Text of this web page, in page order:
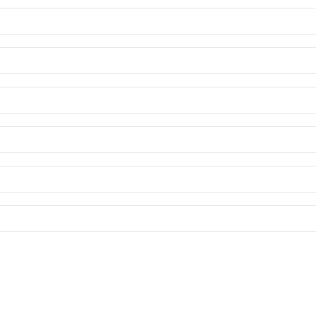
al viso
sottili e naso a becco
(SPHG) è causata da
precursore della lamina A, necessaria per garantire
di una lamina A difettosa , chiamata
la morte prematura. Le cellule così danneggiate
nella SPHG aumenta il numero dell'eterogeneo
di
un evento casuale che colpisce un singolo ovulo o
noti casi di ricorrenza della sindrome fra fratelli e
Gilford (SPHG) di solito sviluppano anomalie
parla di degenerazione aterosclerotica) che
riduzione del flusso di sangue negli organi vitali.
per complicazioni legate all'aterosclerosi, tra cui:
dalla malattia alcuni problemi di salute spesso
Gilford (SPHG), di solito, avviene durante i
i primi segni caratteristici di un invecchiamento
normali visite di controllo, quando rileva i primi
un centro clinico specializzato.
che il bambino presenta e indicare da quanto
dice dopo aver comunicato che il bambino presenta
valutazione periodica del sistema cardiovascolare può
indicazione medica, per controllare i disturbi o
del bambino, il medico può prescrivere altri farmaci,
di coaguli di sangue. Il medico potrebbe decidere
progeroide di Hutchinson-Gilford (SPHG) può essere
un notevole impiego di risorse fisiche,
potrebbero costituire una parte importante di una più
di sostegno, ci si confronta con persone che vivono
bambino con il supporto di uno specialista psicologo.
syndrome [